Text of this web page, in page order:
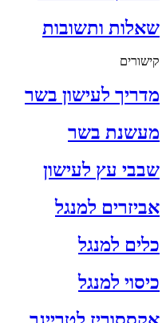
שאלות ותשובות
קישורים
מדריך לעישון בשר
מעשנת בשר
שבבי עץ לעישון
אביזרים למנגל
כלים למנגל
כיסוי למנגל